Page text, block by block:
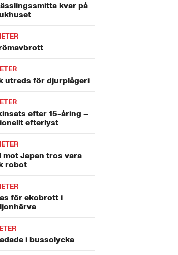
kvar på
utreds för djurplågeri
efter 15-åring –
efterlyst
mot Japan tros vara
robot
för ekobrott i
i bussolycka